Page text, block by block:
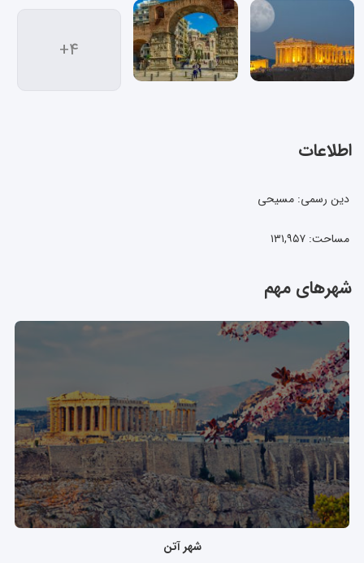
+4
اطلاعات
دین رسمی: مسیحی
مساحت: ۱۳۱,۹۵۷
شهرهای مهم
شهر آتن